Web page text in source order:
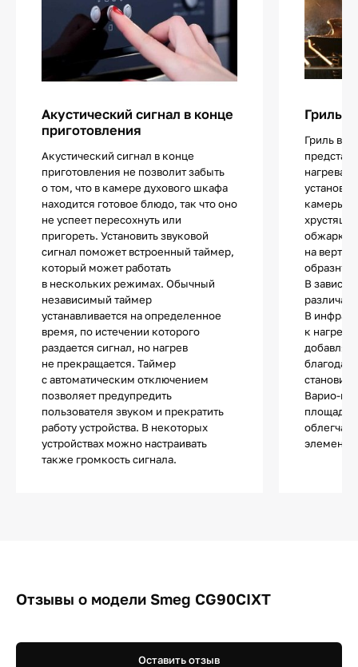
Акустический сигнал в конце
приготовления
Акустический сигнал в конце
приготовления не позволит забыть
о том, что в камере духового шкафа
находится готовое блюдо, так что оно
не успеет пересохнуть или
пригореть. Установить звуковой
сигнал поможет встроенный таймер,
который может работать
в нескольких режимах. Обычный
независимый таймер
устанавливается на определенное
время, по истечении которого
раздается сигнал, но нагрев
не прекращается. Таймер
с автоматическим отключением
позволяет предупредить
пользователя звуком и прекратить
работу устройства. В некоторых
устройствах можно настраивать
также громкость сигнала.
Гриль
Гриль в
камеры и
обжарки
на
В
В
к
Варио-
площадь
Отзывы о модели Smeg CG90CIXT
Оставить отзыв